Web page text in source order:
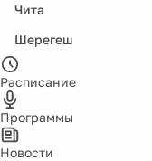
Чита
Шерегеш
Расписание
Программы
Новости